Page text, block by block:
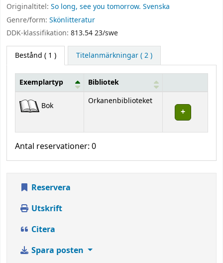
Originaltitel: So long, see you tomorrow. Svenska
Genre/form: Skönlitteratur
DDK-klassifikation: 813.54 23/swe
Bestånd ( 1 ) Titelanmärkningar ( 2 )
Bestånd
Exemplartyp Bibliotek
Bok Orkanenbiblioteket
Antal reservationer: 0
Reservera
Utskrift
Citera
Spara posten